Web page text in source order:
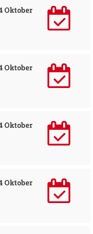
Oktober
Oktober
Oktober
Oktober